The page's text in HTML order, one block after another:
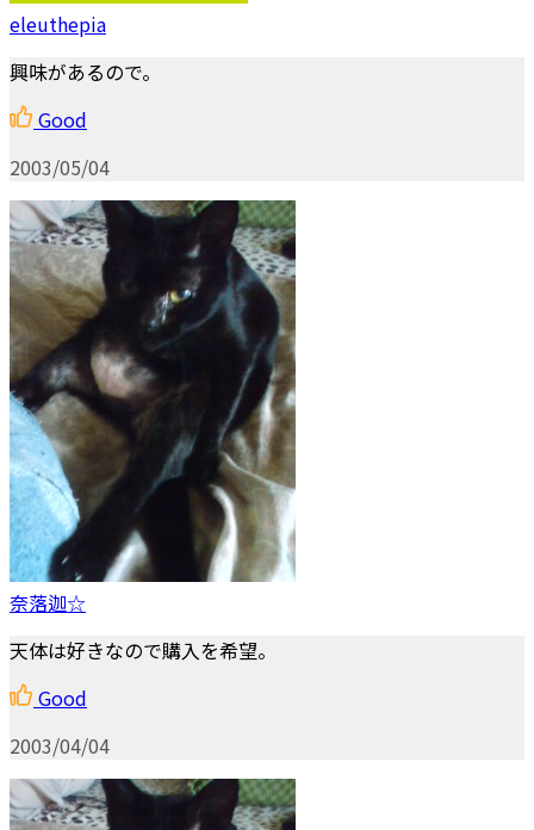
eleuthepia
興味があるので。
Good
2003/05/04
奈落迦☆
天体は好きなので購入を希望。
Good
2003/04/04